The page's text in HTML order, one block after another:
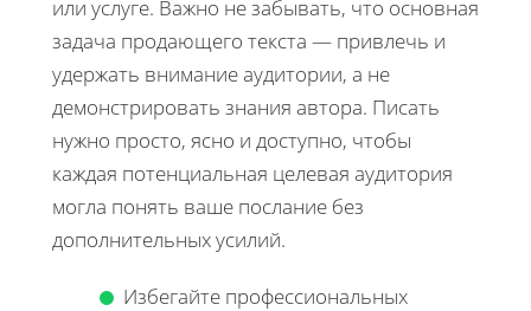
или услуге. Важно не забывать, что основная
задача продающего текста — привлечь и
удержать внимание аудитории, а не
демонстрировать знания автора. Писать
нужно просто, ясно и доступно, чтобы
каждая потенциальная целевая аудитория
могла понять ваше послание без
дополнительных усилий.
Избегайте профессиональных